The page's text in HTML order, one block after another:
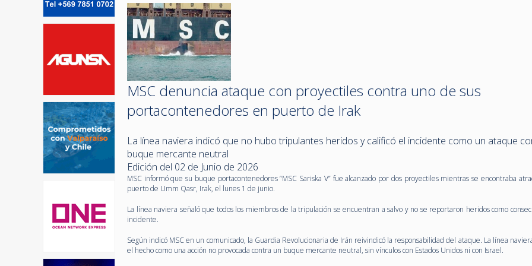
MSC denuncia ataque con proyectiles contra uno de sus
portacontenedores en puerto de Irak
La línea naviera indicó que no hubo tripulantes heridos y calificó el incidente como un ataque
buque mercante neutral
Edición del 02 de Junio de 2026
MSC informó que su buque portacontenedores “MSC Sariska V” fue alcanzado por dos proyectiles mientras se encontraba
puerto de Umm Qasr, Irak, el lunes 1 de junio.
La línea naviera señaló que todos los miembros de la tripulación se encuentran a salvo y no se reportaron heridos como
incidente.
Según indicó MSC en un comunicado, la Guardia Revolucionaria de Irán reivindicó la responsabilidad del ataque. La línea
el hecho como una acción no provocada contra un buque mercante neutral, sin vínculos con Estados Unidos ni con Israel.